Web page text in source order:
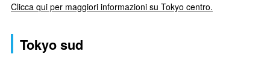
Clicca qui per maggiori informazioni su Tokyo centro.
Tokyo sud